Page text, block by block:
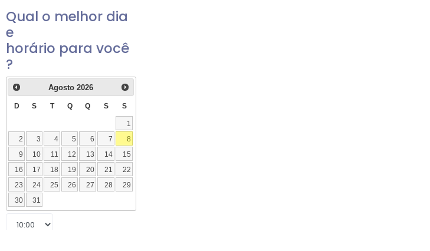
Qual o melhor dia
e
horário para você
?
Agosto 2026
D S T Q Q S S
1
2
3 4 5 6 7
8
9
10 11 12 13 14
15
16
17 18 19 20 21
22
23
24 25 26 27 28
29
30
31